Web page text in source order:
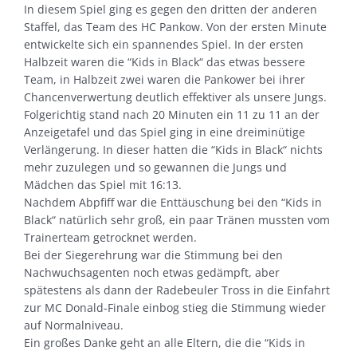
In diesem Spiel ging es gegen den dritten der anderen
Staffel, das Team des HC Pankow. Von der ersten Minute
entwickelte sich ein spannendes Spiel. In der ersten
Halbzeit waren die “Kids in Black“ das etwas bessere
Team, in Halbzeit zwei waren die Pankower bei ihrer
Chancenverwertung deutlich effektiver als unsere Jungs.
Folgerichtig stand nach 20 Minuten ein 11 zu 11 an der
Anzeigetafel und das Spiel ging in eine dreiminütige
Verlängerung. In dieser hatten die “Kids in Black“ nichts
mehr zuzulegen und so gewannen die Jungs und
Mädchen das Spiel mit 16:13.
Nachdem Abpfiff war die Enttäuschung bei den “Kids in
Black“ natürlich sehr groß, ein paar Tränen mussten vom
Trainerteam getrocknet werden.
Bei der Siegerehrung war die Stimmung bei den
Nachwuchsagenten noch etwas gedämpft, aber
spätestens als dann der Radebeuler Tross in die Einfahrt
zur MC Donald-Finale einbog stieg die Stimmung wieder
auf Normalniveau.
Ein großes Danke geht an alle Eltern, die die “Kids in